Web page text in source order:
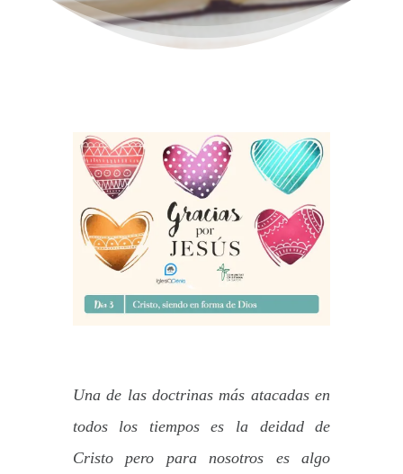
Una de las doctrinas más atacadas en
todos los tiempos es la deidad de
Cristo pero para nosotros es algo